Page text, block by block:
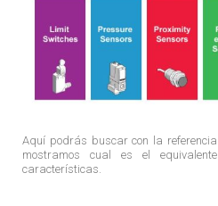
Aquí podrás buscar con la
mostramos cual es el
características.